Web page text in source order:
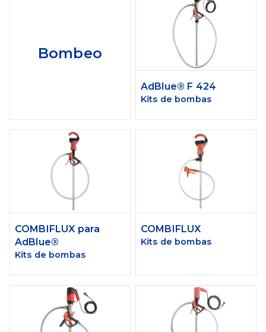
Bombeo
AdBlue® F 424
Kits de bombas
COMBIFLUX para
AdBlue®
Kits de bombas
COMBIFLUX
Kits de bombas